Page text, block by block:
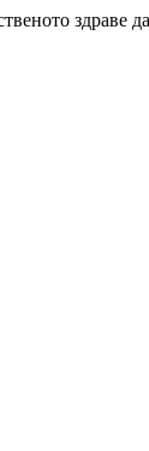
здраве